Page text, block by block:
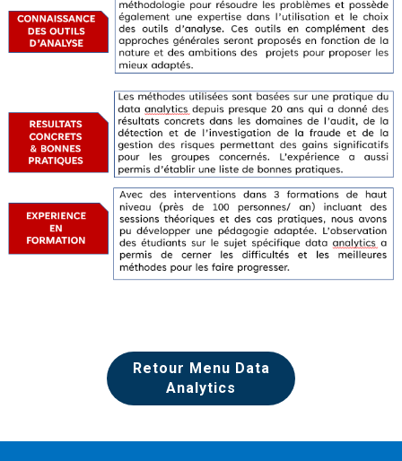
Retour Menu Data
Analytics